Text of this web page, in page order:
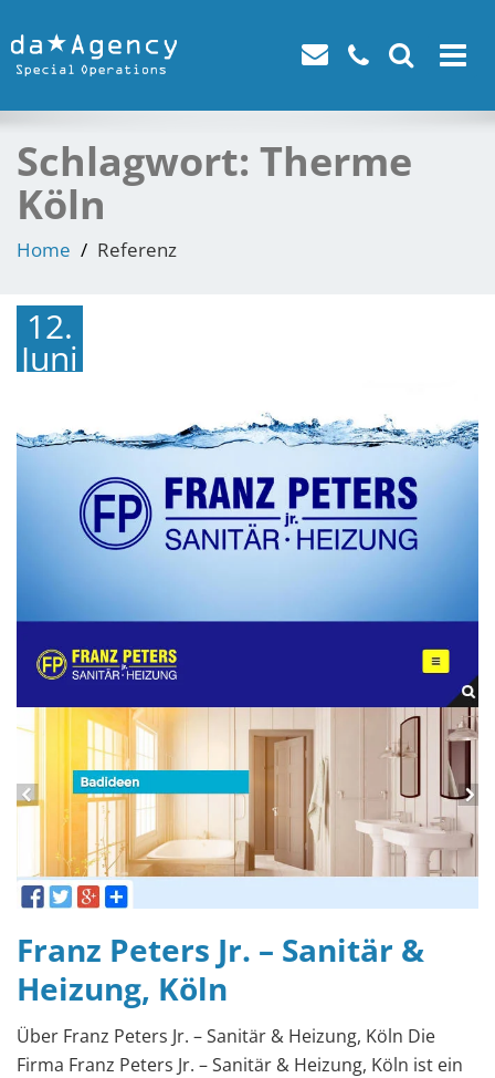
Toggle
Schlagwort: Therme
Köln
Home Referenz
12.
Juni
Franz Peters Jr. – Sanitär &
Heizung, Köln
Über Franz Peters Jr. – Sanitär & Heizung, Köln Die
Firma Franz Peters Jr. – Sanitär & Heizung, Köln ist ein